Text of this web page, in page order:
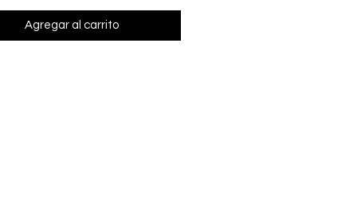
Agregar al carrito